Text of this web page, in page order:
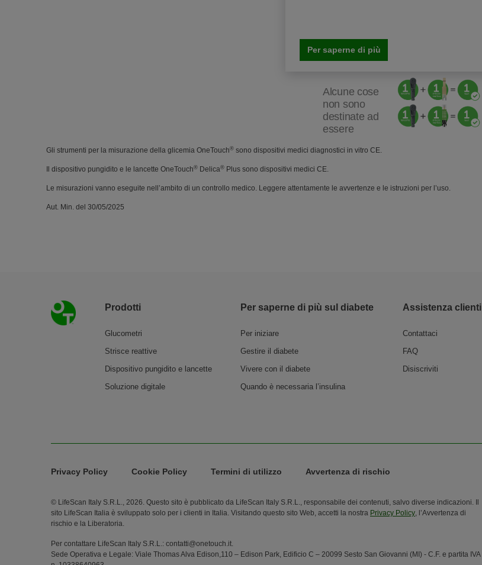
Per saperne di più
Alcune cose
non sono
destinate ad
essere
lancette sono
una di queste!
OneTouch®Delica ®
Gli strumenti per la misurazione della glicemia OneTouch® sono dispositivi medici diagnostici in vitro CE.
Il dispositivo pungidito e le lancette OneTouch® Delica® Plus sono dispositivi medici CE.
Le misurazioni vanno eseguite nell’ambito di un controllo medico. Leggere attentamente le avvertenze e le istruzioni per l’uso.
Aut. Min. del 30/05/2025
Piè di paginaProdotti
Glucometri
Strisce reattive
Dispositivo pungidito e lancette
Soluzione digitale
Per saperne di più sul diabete
Per iniziare
Gestire il diabete
Vivere con il diabete
Quando è necessaria l’insulina
Assistenza​ clienti
Contattaci
FAQ
Disiscriviti
Legal Menu
Privacy Policy Cookie Policy Termini di utilizzo Avvertenza di rischio
© LifeScan Italy S.R.L., 2026. Questo sito è pubblicato da LifeScan Italy S.R.L., responsabile dei contenuti, salvo diverse indicazioni. Il
sito LifeScan Italia è sviluppato solo per i clienti in Italia. Visitando questo sito Web, accetti la nostra Privacy Policy, l’Avvertenza di
rischio e la Liberatoria.
Per contattare LifeScan Italy S.R.L.: contatti@onetouch.it.
Sede Operativa e Legale: Viale Thomas Alva Edison,110 – Edison Park, Edificio C – 20099 Sesto San Giovanni (MI) - C.F. e partita IVA